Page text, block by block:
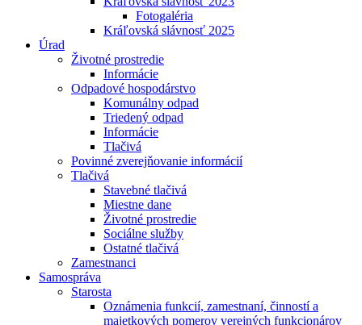
Fotogaléria
Kráľovská slávnosť 2025
Úrad
Životné prostredie
Informácie
Odpadové hospodárstvo
Komunálny odpad
Triedený odpad
Informácie
Tlačivá
Povinné zverejňovanie informácií
Tlačivá
Stavebné tlačivá
Miestne dane
Životné prostredie
Sociálne služby
Ostatné tlačivá
Zamestnanci
Samospráva
Starosta
Oznámenia funkcií, zamestnaní, činností a
majetkových pomerov verejných funkcionárov